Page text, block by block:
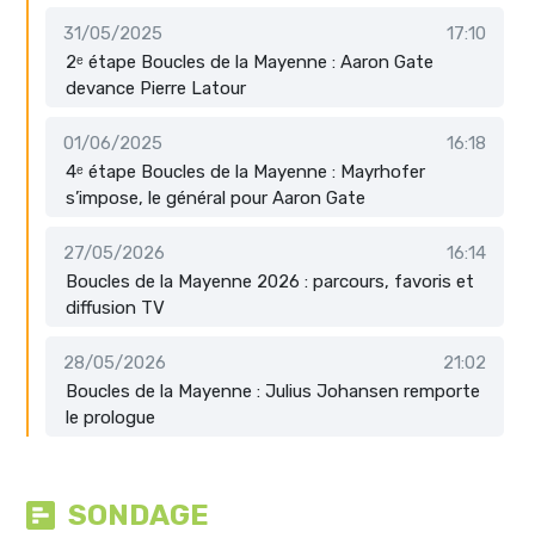
31/05/2025
17:10
2ᵉ étape Boucles de la Mayenne : Aaron Gate
devance Pierre Latour
01/06/2025
16:18
4ᵉ étape Boucles de la Mayenne : Mayrhofer
s’impose, le général pour Aaron Gate
27/05/2026
16:14
Boucles de la Mayenne 2026 : parcours, favoris et
diffusion TV
28/05/2026
21:02
Boucles de la Mayenne : Julius Johansen remporte
le prologue
SONDAGE